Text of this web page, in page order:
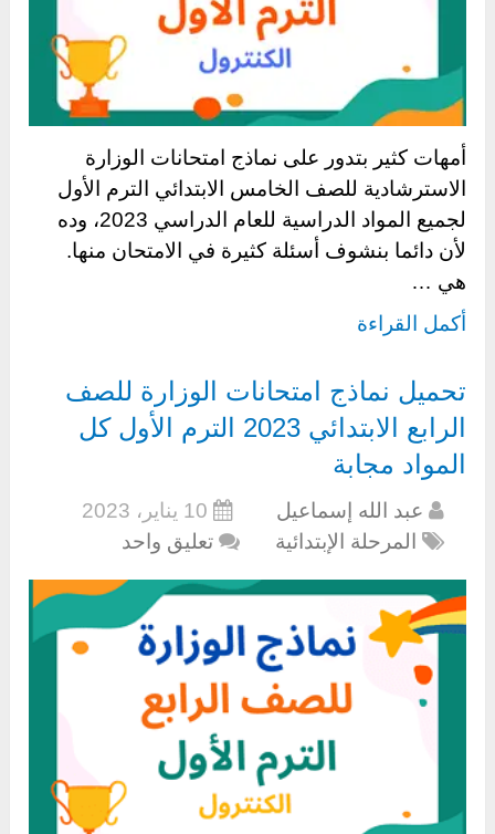
أمهات كثير بتدور على نماذج امتحانات الوزارة
الاسترشادية للصف الخامس الابتدائي الترم الأول
لجميع المواد الدراسية للعام الدراسي 2023، وده
لأن دائما بنشوف أسئلة كثيرة في الامتحان منها.
هي …
أكمل القراءة
تحميل نماذج امتحانات الوزارة للصف
الرابع الابتدائي 2023 الترم الأول كل
المواد مجابة
عبد الله إسماعيل
10 يناير، 2023
المرحلة الإبتدائية
تعليق واحد